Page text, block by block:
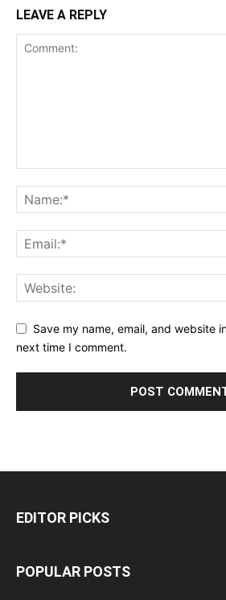
LEAVE A REPLY
Save my name, email, and website
next time I comment.
EDITOR PICKS
POPULAR POSTS